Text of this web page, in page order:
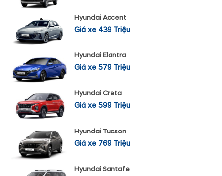
Hyundai Accent
Giá xe 439 Triệu
Hyundai Elantra
Giá xe 579 Triệu
Hyundai Creta
Giá xe 599 Triệu
Hyundai Tucson
Giá xe 769 Triệu
Hyundai Santafe